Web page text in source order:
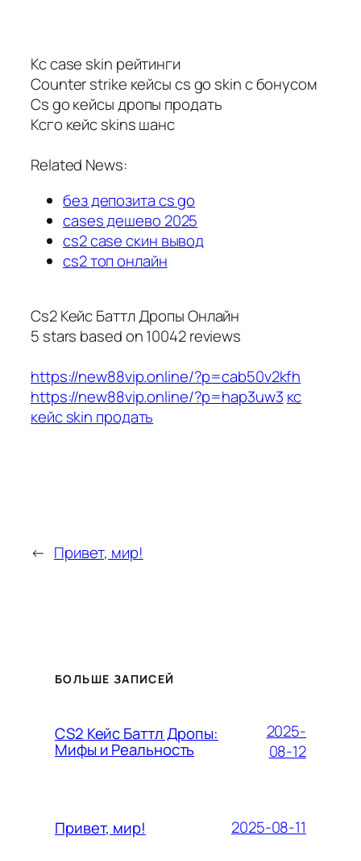
Кс case skin рейтинги
Counter strike кейсы cs go skin с бонусом
Cs go кейсы дропы продать
Ксго кейс skins шанс
Related News:
без депозита cs go
cases дешево 2025
cs2 case скин вывод
cs2 топ онлайн
Cs2 Кейс Баттл Дропы Онлайн
5 stars based on10042reviews
https://new88vip.online/?p=cab50v2kfh
https://new88vip.online/?p=hap3uw3 кс
кейс skin продать
← Привет, мир!
БОЛЬШЕ ЗАПИСЕЙ
CS2 Кейс Баттл Дропы:
Мифы и Реальность
2025-
08-12
Привет, мир! 2025-08-11